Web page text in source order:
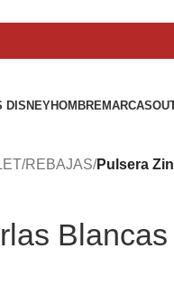
DISNEYHOMBREMARCAS
/REBAJAS/Pulsera
Blancas